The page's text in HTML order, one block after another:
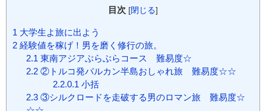
目次 [閉じる]
1 大学生よ旅に出よう
2 経験値を稼げ！男を磨く修行の旅。
2.1 東南アジアぶらぶらコース 難易度☆
2.2②トルコ発バルカン半島おしゃれ旅 難易度☆☆
2.2.0.1 小括
2.3③シルクロードを走破する男のロマン旅 難易度☆